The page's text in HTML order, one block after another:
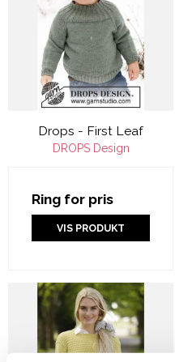
Drops - First Leaf
DROPS Design
Ring for pris
VIS PRODUKT